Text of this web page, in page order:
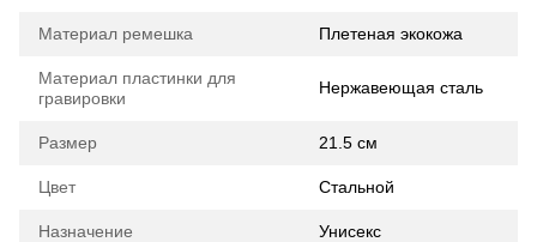
Материал ремешка Плетеная экокожа
Материал пластинки для
гравировки
Нержавеющая сталь
Размер 21.5 см
Цвет Стальной
Назначение Унисекс